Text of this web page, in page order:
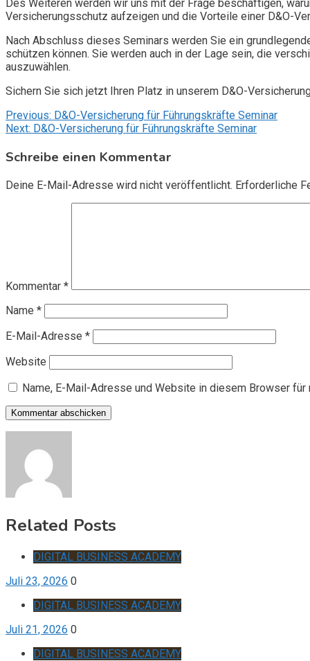
Des Weiteren werden wir uns mit der Frage beschäftigen,
Versicherungsschutz aufzeigen und die Vorteile einer D&O-
Nach Abschluss dieses Seminars werden Sie ein
schützen können. Sie werden auch in der Lage sein, die
auszuwählen.
Sichern Sie sich jetzt Ihren Platz in unserem D&O-
Beitragsnavigation
Previous: D&O-Versicherung für Führungskräfte Seminar
Next: D&O-Versicherung für Führungskräfte Seminar
Schreibe einen Kommentar
Deine E-Mail-Adresse wird nicht veröffentlicht. Erforderliche
Kommentar *
Name *
E-Mail-Adresse *
Website
Name, E-Mail-Adresse und Website in diesem Browser
Related Posts
DIGITAL BUSINESS ACADEMY
Juli 23, 2026 0
DIGITAL BUSINESS ACADEMY
Juli 21, 2026 0
DIGITAL BUSINESS ACADEMY